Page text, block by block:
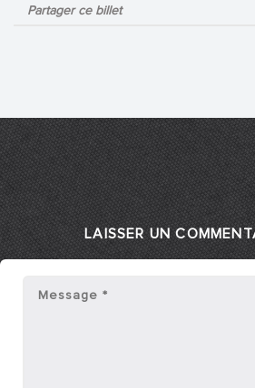
Partager ce billet
LAISSER UN